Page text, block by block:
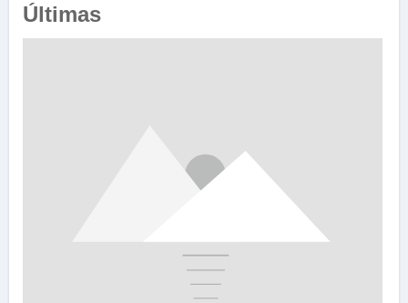
Últimas